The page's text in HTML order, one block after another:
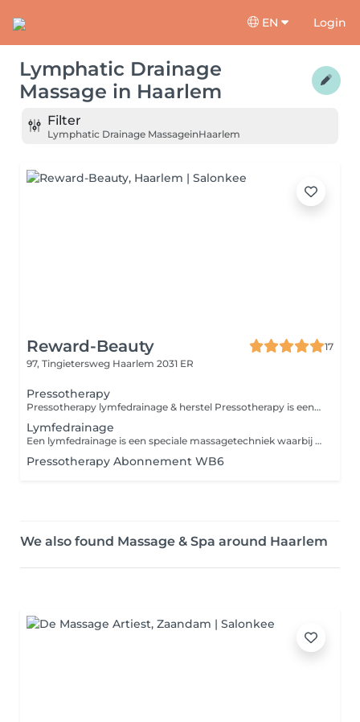
EN Login
Lymphatic Drainage
Massage in Haarlem
Filter
Lymphatic Drainage MassageinHaarlem
Reward-Beauty
17
97, Tingietersweg Haarlem 2031 ER
Pressotherapy
Pressotherapy lymfedrainage & herstel Pressotherapy is een mechanische compressietherapie waarbij speciale compressie-manchetten met ritmische luchtdruk het lymfesysteem en de bloedcirculatie stimuleren. Deze techniek, ook bekend als intermitterende pneumatische compressie, wordt in de medische en fysiotherapeutische praktijk toegepast ter ondersteuning van lymfedrainage en vochtregulatie. Door de gecontroleerde drukgolven kan de behandeling helpen bij het verminderen van vochtophoping (oedeem) en het ondersteunen van de afvoer van lymfevocht. Veel mensen ervaren daarnaast verlichting van zware of vermoeide benen, bijvoorbeeld na lang staan, zitten of intensieve belasting. Wetenschappelijk onderbouwde toepassingen Ondersteuning van lymfedrainage Vermindering van vochtophoping (oedeem) Stimulatie van bloedcirculatie in de benen Ondersteuning bij herstel na lichamelijke inspanning Kan worden toegepast in herstelprogramma's na bepaalde operaties (alleen wanneer medisch toegestaan) Daarnaast wordt deze vorm van ritmische compressie door sommige therapeuten gebruikt als ondersteunende behandeling bij stress- en burn-outklachten, omdat de behandeling het lichaam helpt te ontspannen en de doorbloeding ondersteunt. Voor wie niet geschikt Pressotherapy wordt niet aangeraden bij: actieve trombose of ernstige vaatproblemen ernstige hart- en vaatziekten acute infecties of ontstekingen onbehandelde hypertensie (hoge bloeddruk) zwangerschap (tenzij medisch toegestaan) Bij twijfel kijken we altijd samen of de behandeling veilig voor je is. Moment voor jezelf Pressotherapy kan ook simpelweg een rustmoment voor jezelf zijn. Je ligt comfortabel terwijl de behandeling het werk doet zonder inspanning of gedoe. Neem gerust je favoriete rustgevende muziek mee, of vraag ons om een playlist. Sluit even af van de drukte en geef je lichaam tijd om te herstellen. Abonnement mogelijk Omdat lymfedrainage vaak regelmatige stimulatie nodig heeft, biedt Reward-Beauty ook een abonnement voor deze behandeling. Zo kun je het lichaam structureel ondersteunen in herstel en balans. Reward yourself.
Lymfedrainage
Een lymfedrainage is een speciale massagetechniek waarbij met zachte ronddraaiende bewegingen de afvoer van vocht, en daarmee gifstoffen, wordt gestimuleerd. Het kan ook helpen bij het behandelen en verminderen van vochtophopingen (oedemen).
Pressotherapy Abonnement WB6
We also found Massage & Spa around Haarlem